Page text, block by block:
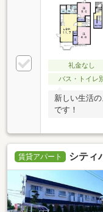
礼金なし
バス・トイレ
新しい生活
です！
賃貸アパート シティ